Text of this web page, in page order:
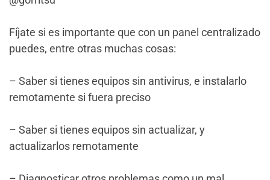
Fíjate si es importante que con un panel centralizado
puedes, entre otras muchas cosas:
– Saber si tienes equipos sin antivirus, e instalarlo
remotamente si fuera preciso
– Saber si tienes equipos sin actualizar, y
actualizarlos remotamente